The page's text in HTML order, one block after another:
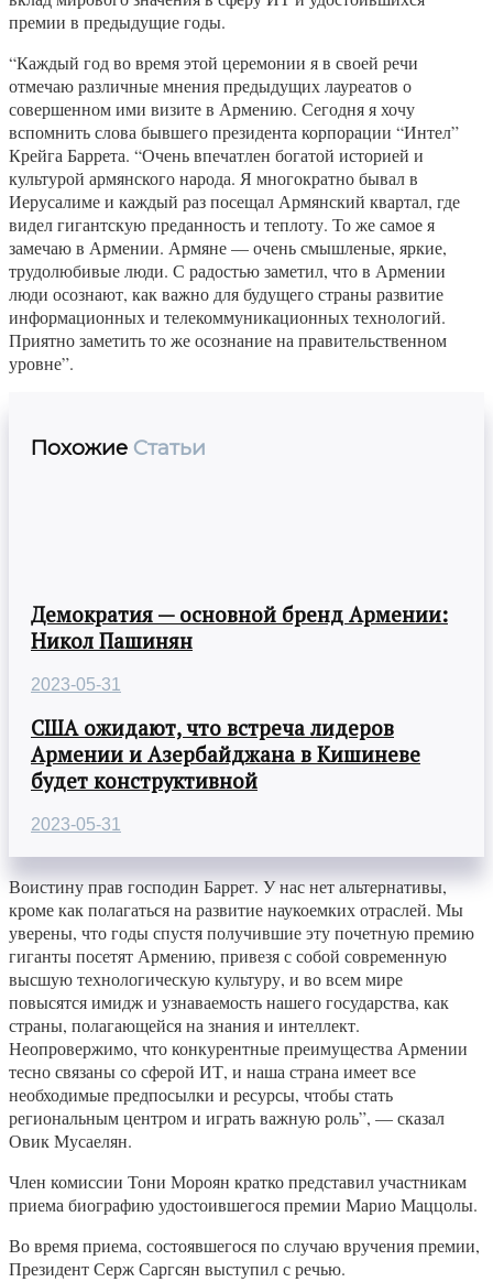
премии в предыдущие годы.
“Каждый год во время этой церемонии я в своей речи
отмечаю различные мнения предыдущих лауреатов о
совершенном ими визите в Армению. Сегодня я хочу
вспомнить слова бывшего президента корпорации “Интел”
Крейга Баррета. “Очень впечатлен богатой историей и
культурой армянского народа. Я многократно бывал в
Иерусалиме и каждый раз посещал Армянский квартал, где
видел гигантскую преданность и теплоту. То же самое я
замечаю в Армении. Армяне — очень смышленые, яркие,
трудолюбивые люди. С радостью заметил, что в Армении
люди осознают, как важно для будущего страны развитие
информационных и телекоммуникационных технологий.
Приятно заметить то же осознание на правительственном
уровне”.
Похожие Статьи
Демократия — основной бренд Армении:
Никол Пашинян
2023-05-31
США ожидают, что встреча лидеров
Армении и Азербайджана в Кишиневе
будет конструктивной
2023-05-31
Воистину прав господин Баррет. У нас нет альтернативы,
кроме как полагаться на развитие наукоемких отраслей. Мы
уверены, что годы спустя получившие эту почетную премию
гиганты посетят Армению, привезя с собой современную
высшую технологическую культуру, и во всем мире
повысятся имидж и узнаваемость нашего государства, как
страны, полагающейся на знания и интеллект.
Неопровержимо, что конкурентные преимущества Армении
тесно связаны со сферой ИТ, и наша страна имеет все
необходимые предпосылки и ресурсы, чтобы стать
региональным центром и играть важную роль”, — сказал
Овик Мусаелян.
Член комиссии Тони Мороян кратко представил участникам
приема биографию удостоившегося премии Марио Маццолы.
Во время приема, состоявшегося по случаю вручения премии,
Президент Серж Саргсян выступил с речью.